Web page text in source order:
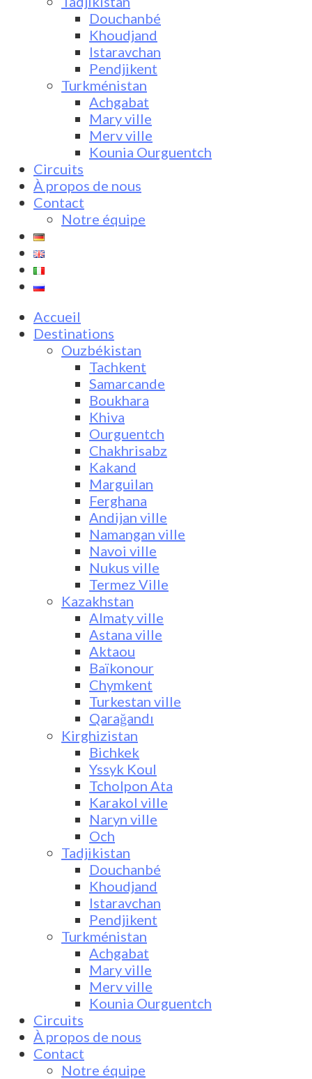
Douchanbé
Khoudjand
Istaravchan
Pendjikent
Turkménistan
Achgabat
Mary ville
Merv ville
Kounia Ourguentch
Circuits
À propos de nous
Contact
Notre équipe
Accueil
Destinations
Ouzbékistan
Tachkent
Samarcande
Boukhara
Khiva
Ourguentch
Chakhrisabz
Kakand
Marguilan
Ferghana
Andijan ville
Namangan ville
Navoi ville
Nukus ville
Termez Ville
Kazakhstan
Almaty ville
Astana ville
Aktaou
Baïkonour
Chymkent
Turkestan ville
Qarağandı
Kirghizistan
Bichkek
Yssyk Koul
Tcholpon Ata
Karakol ville
Naryn ville
Och
Tadjikistan
Douchanbé
Khoudjand
Istaravchan
Pendjikent
Turkménistan
Achgabat
Mary ville
Merv ville
Kounia Ourguentch
Circuits
À propos de nous
Contact
Notre équipe